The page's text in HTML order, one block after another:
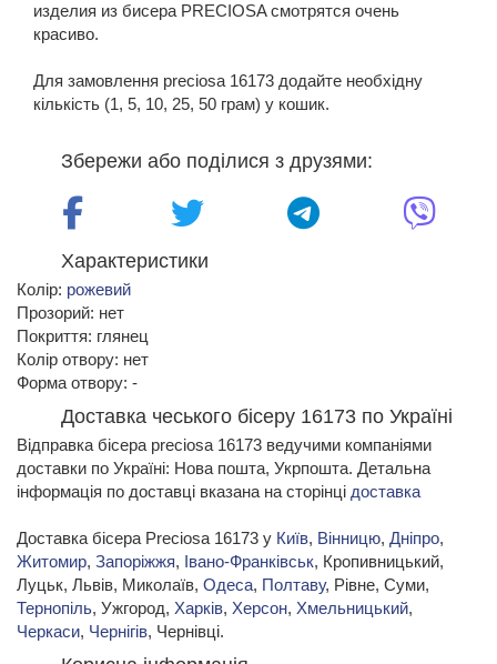
изделия из бисера PRECIOSA смотрятся очень
красиво.
Для замовлення preciosa 16173 додайте необхідну
кількість (1, 5, 10, 25, 50 грам) у кошик.
Збережи або поділися з друзями:
Характеристики
Колір: рожевий
Прозорий: нет
Покриття: глянец
Колір отвору: нет
Форма отвору: -
Доставка чеського бісеру 16173 по Україні
Відправка бісера preciosa 16173 ведучими компаніями
доставки по Україні: Нова пошта, Укрпошта. Детальна
інформація по доставці вказана на сторінці доставка
Доставка бісера Preciosa 16173 у Київ, Вінницю, Дніпро,
Житомир, Запоріжжя, Івано-Франківськ, Кропивницький,
Луцьк, Львів, Миколаїв, Одеса, Полтаву, Рівне, Суми,
Тернопіль, Ужгород, Харків, Херсон, Хмельницький,
Черкаси, Чернігів, Чернівці.